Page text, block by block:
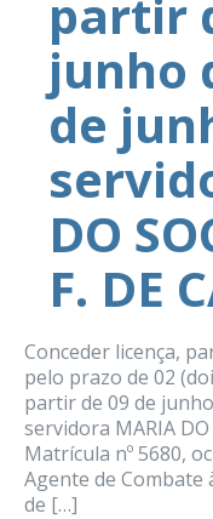
partir
junho
de
DO
F. DE
Conceder licença,
pelo prazo de 02
partir de 09 de
servidora MARIA DO
Matrícula nº 5680,
Agente de Combate
de […]